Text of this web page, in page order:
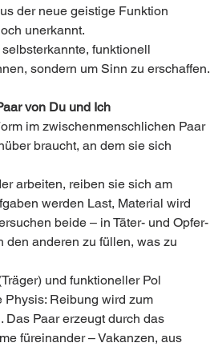
der neue geistige Funktion
unerkannt.
funktionell
sondern um Sinn zu erschaffen.
von Du und Ich
im zwischenmenschlichen Paar
braucht, an dem sie sich
arbeiten, reiben sie sich am
werden Last, Material wird
beide – in Täter- und Opfer-
anderen zu füllen, was zu
und funktioneller Pol
Physis: Reibung wird zum
Das Paar erzeugt durch das
füreinander – Vakanzen, aus